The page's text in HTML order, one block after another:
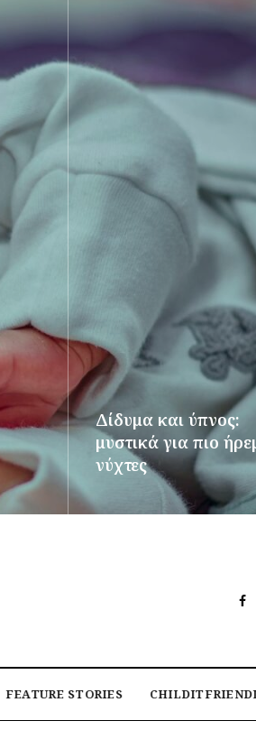
Δίδυμα και ύπνος:
μυστικά για πιο
νύχτες
ΠΕΡΙΣΣΌΤΕΡΑ
FEATURE STORIES